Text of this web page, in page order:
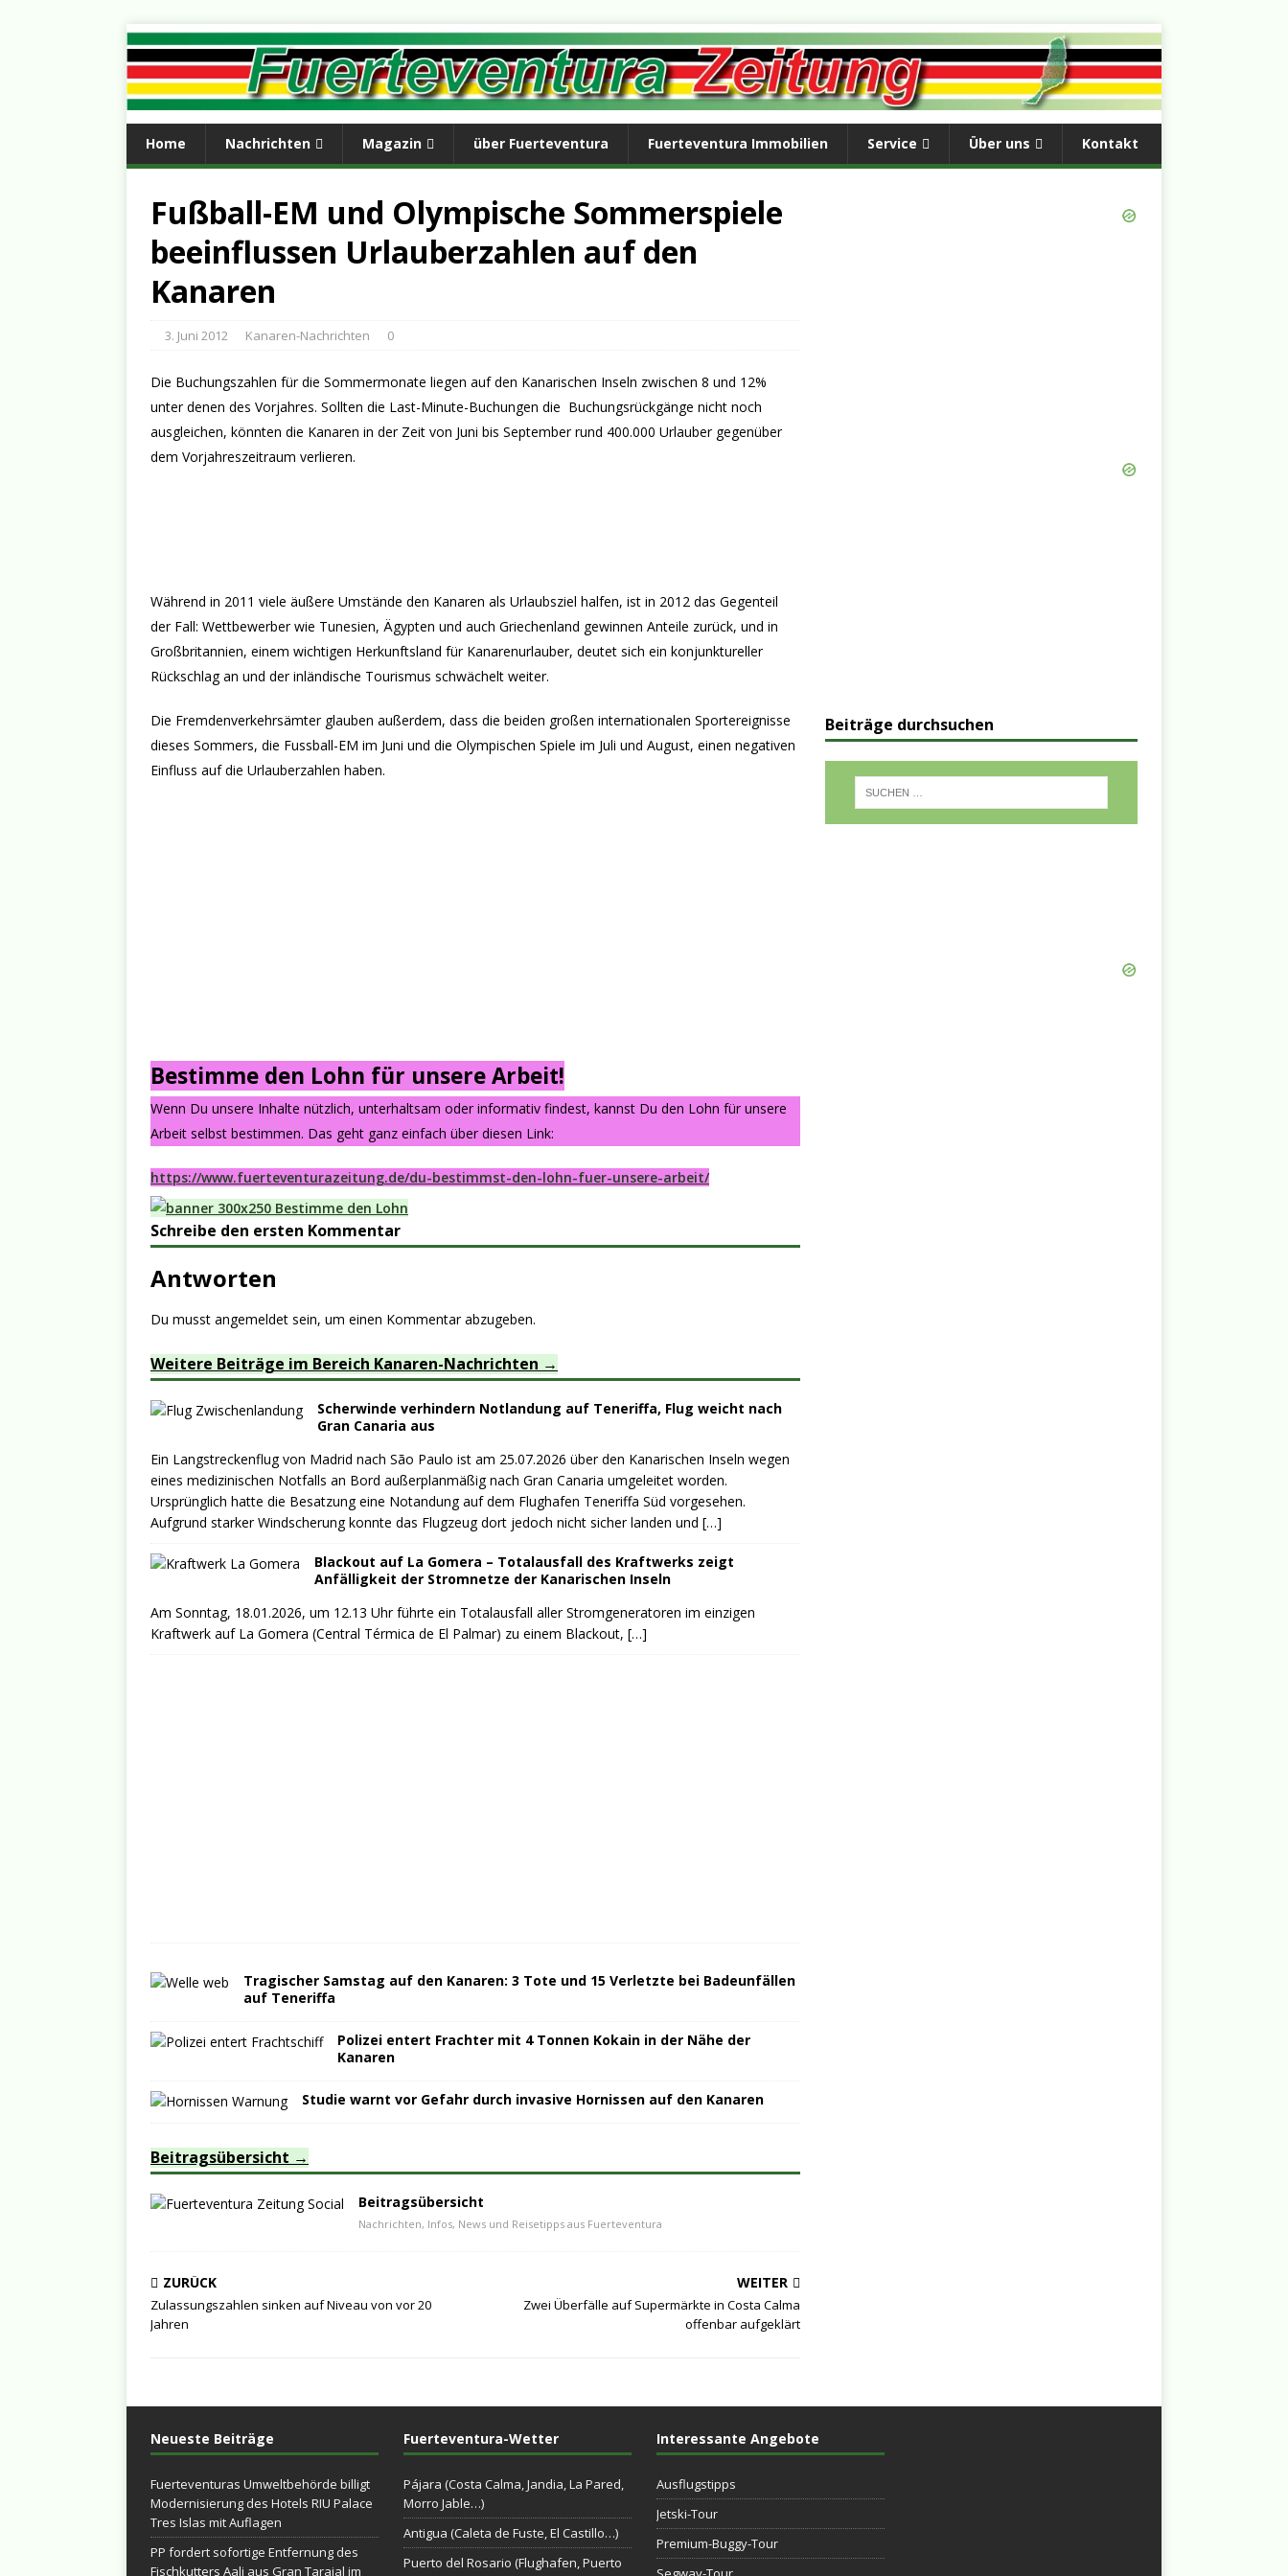
Home Nachrichten Magazin über Fuerteventura Fuerteventura Immobilien Service Über uns Kontakt
Fußball-EM und Olympische Sommerspiele
beeinflussen Urlauberzahlen auf den
Kanaren
3. Juni 2012 Kanaren-Nachrichten 0
Die Buchungszahlen für die Sommermonate liegen auf den Kanarischen Inseln zwischen 8 und 12%
unter denen des Vorjahres. Sollten die Last-Minute-Buchungen die Buchungsrückgänge nicht noch
ausgleichen, könnten die Kanaren in der Zeit von Juni bis September rund 400.000 Urlauber gegenüber
dem Vorjahreszeitraum verlieren.
Während in 2011 viele äußere Umstände den Kanaren als Urlaubsziel halfen, ist in 2012 das Gegenteil
der Fall: Wettbewerber wie Tunesien, Ägypten und auch Griechenland gewinnen Anteile zurück, und in
Großbritannien, einem wichtigen Herkunftsland für Kanarenurlauber, deutet sich ein konjunktureller
Rückschlag an und der inländische Tourismus schwächelt weiter.
Die Fremdenverkehrsämter glauben außerdem, dass die beiden großen internationalen Sportereignisse
dieses Sommers, die Fussball-EM im Juni und die Olympischen Spiele im Juli und August, einen negativen
Einfluss auf die Urlauberzahlen haben.
Bestimme den Lohn für unsere Arbeit!
Wenn Du unsere Inhalte nützlich, unterhaltsam oder informativ findest, kannst Du den Lohn für unsere
Arbeit selbst bestimmen. Das geht ganz einfach über diesen Link:
https://www.fuerteventurazeitung.de/du-bestimmst-den-lohn-fuer-unsere-arbeit/
Schreibe den ersten Kommentar
Antworten
Du musst angemeldet sein, um einen Kommentar abzugeben.
Weitere Beiträge im Bereich Kanaren-Nachrichten
Scherwinde verhindern Notlandung auf Teneriffa, Flug weicht nach
Gran Canaria aus
Ein Langstreckenflug von Madrid nach São Paulo ist am 25.07.2026 über den Kanarischen Inseln wegen
eines medizinischen Notfalls an Bord außerplanmäßig nach Gran Canaria umgeleitet worden.
Ursprünglich hatte die Besatzung eine Notandung auf dem Flughafen Teneriffa Süd vorgesehen.
Aufgrund starker Windscherung konnte das Flugzeug dort jedoch nicht sicher landen und […]
Blackout auf La Gomera – Totalausfall des Kraftwerks zeigt
Anfälligkeit der Stromnetze der Kanarischen Inseln
Am Sonntag, 18.01.2026, um 12.13 Uhr führte ein Totalausfall aller Stromgeneratoren im einzigen
Kraftwerk auf La Gomera (Central Térmica de El Palmar) zu einem Blackout, […]
Tragischer Samstag auf den Kanaren: 3 Tote und 15 Verletzte bei Badeunfällen
auf Teneriffa
Polizei entert Frachter mit 4 Tonnen Kokain in der Nähe der
Kanaren
Studie warnt vor Gefahr durch invasive Hornissen auf den Kanaren
Beitragsübersicht
Beitragsübersicht
Nachrichten, Infos, News und Reisetipps aus Fuerteventura
ZURÜCK
Zulassungszahlen sinken auf Niveau von vor 20
Jahren
WEITER
Zwei Überfälle auf Supermärkte in Costa Calma
offenbar aufgeklärt
Beiträge durchsuchen
Neueste Beiträge
Fuerteventuras Umweltbehörde billigt
Modernisierung des Hotels RIU Palace
Tres Islas mit Auflagen
PP fordert sofortige Entfernung des
Fischkutters Aali aus Gran Tarajal im
Fuerteventura-Wetter
Pájara (Costa Calma, Jandia, La Pared,
Morro Jable…)
Antigua (Caleta de Fuste, El Castillo…)
Puerto del Rosario (Flughafen, Puerto
Interessante Angebote
Ausflugstipps
Jetski-Tour
Premium-Buggy-Tour